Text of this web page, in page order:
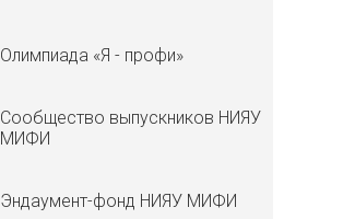
Олимпиада «Я - профи»
Сообщество выпускников НИЯУ
МИФИ
Эндаумент-фонд НИЯУ МИФИ